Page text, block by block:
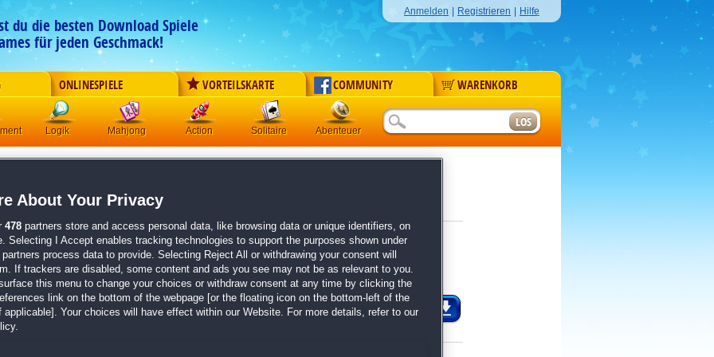
du die besten Download Spiele
für jeden Geschmack!
Anmelden Registrieren Hilfe
ONLINESPIELE VORTEILSKARTE COMMUNITY WARENKORB
Logik Mahjong Action Solitaire Abenteuer
"
1 2
Brettspiele Deluxe
Brettspiele Deluxe)
bekommst du bei „DEUTSCHLAND SPIELT!” die besten
für deinen PC. Mach also reinen Tisch und spiele
Zum Spiel
von 28Mitgliedern
Genre: Logik
Größe: 37.1 MB
ZUM SPIEL
About Your Privacy
478 partners store and access personal data, like browsing data or unique identifiers, on
Selecting I Accept enables tracking technologies to support the purposes shown under
process data to provide. Selecting Reject All or withdrawing your consent will
If trackers are disabled, some content and ads you see may not be as relevant to you.
this menu to change your choices or withdraw consent at any time by clicking the
link on the bottom of the webpage [or the floating icon on the bottom-left of the
applicable]. Your choices will have effect within our Website. For more details, refer to our